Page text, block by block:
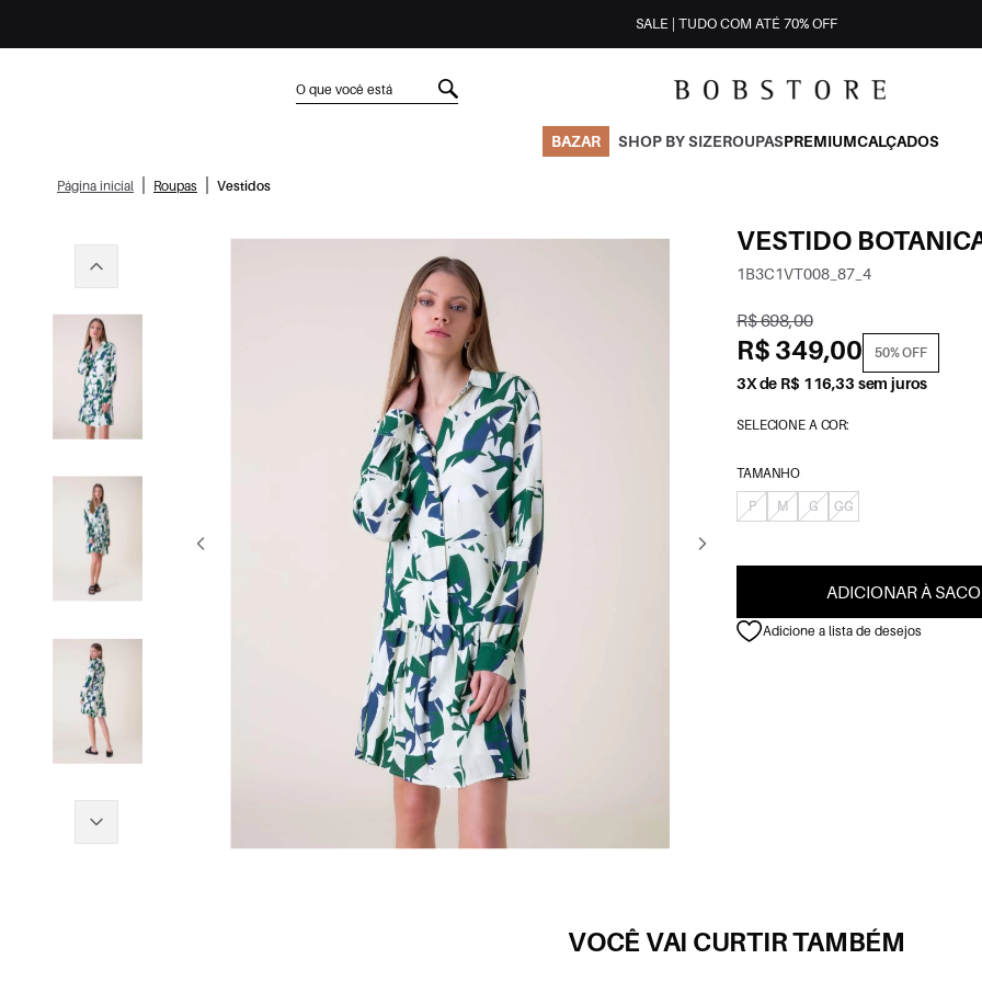
SALE | TUDO COM ATÉ 70% OFF
BAZAR SHOP BY SIZEROUPASPREMIUMCALÇADOS
Página inicial Roupas Vestidos
VESTIDO
1B3C1VT008_87_4
R$ 698,00
R$ 349,00 50% OFF
3X de R$ 116,33 sem juros
SELECIONE A COR:
TAMANHO
P
M G GG
ADICIONAR À
Adicione a lista de desejos
VOCÊ VAI CURTIR TAMBÉM